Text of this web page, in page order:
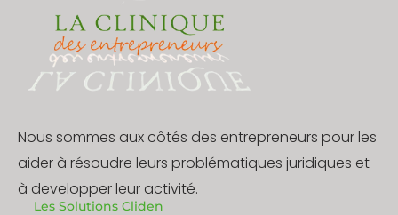
Nous sommes aux côtés des entrepreneurs pour les
aider à résoudre leurs problématiques juridiques et
à developper leur activité.
Les Solutions Cliden